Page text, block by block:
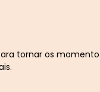
tornar os